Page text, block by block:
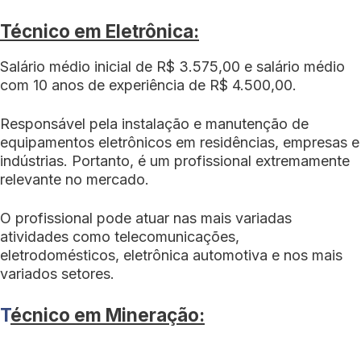
Técnico em Eletrônica:
Salário médio inicial de R$ 3.575,00 e salário médio
com 10 anos de experiência de R$ 4.500,00.
Responsável pela instalação e manutenção de
equipamentos eletrônicos em residências, empresas e
indústrias. Portanto, é um profissional extremamente
relevante no mercado.
O profissional pode atuar nas mais variadas
atividades como telecomunicações,
eletrodomésticos, eletrônica automotiva e nos mais
variados setores.
Técnico em Mineração: